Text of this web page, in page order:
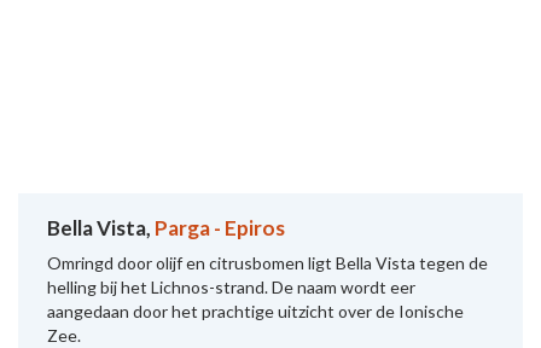
Bella Vista, Parga - Epiros
Omringd door olijf en citrusbomen ligt Bella Vista tegen de
helling bij het Lichnos-strand. De naam wordt eer
aangedaan door het prachtige uitzicht over de Ionische
Zee.